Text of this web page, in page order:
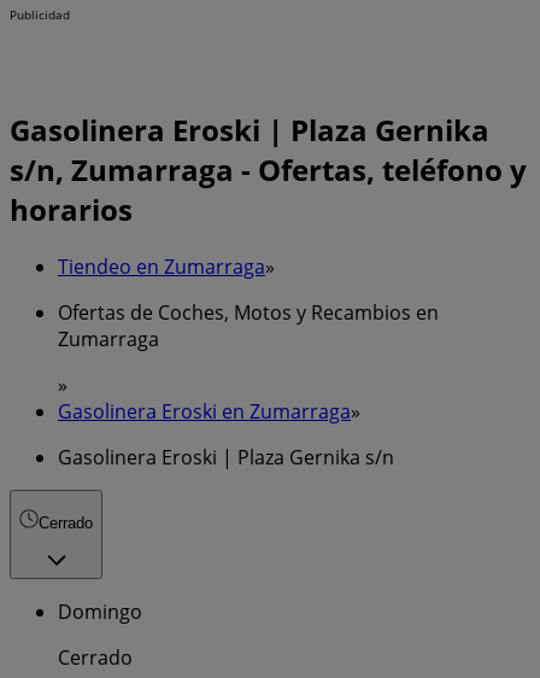
Publicidad
Gasolinera Eroski | Plaza Gernika
s/n, Zumarraga - Ofertas, teléfono y
horarios
Tiendeo en Zumarraga»
Ofertas de Coches, Motos y Recambios en
Zumarraga
»
Gasolinera Eroski en Zumarraga»
Gasolinera Eroski | Plaza Gernika s/n
Cerrado
Domingo
Cerrado